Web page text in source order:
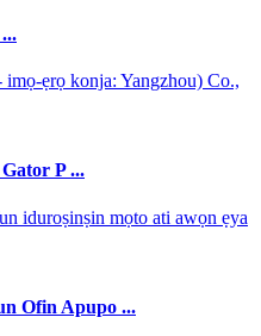
P ...
Ofin Apupo ...